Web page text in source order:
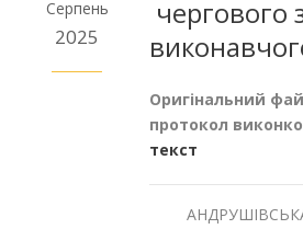
Серпень
2025
чергового
Оригінальний
протокол
текст